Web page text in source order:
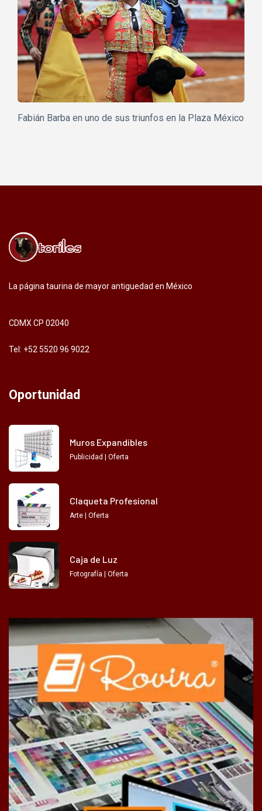
Fabián Barba en uno de sus triunfos en la Plaza México
La página taurina de mayor antiguedad en México
CDMX CP 02040
Tel: +52 5520 96 9022
Oportunidad
Muros Expandibles
Publicidad | Oferta
Claqueta Profesional
Arte | Oferta
Caja de Luz
Fotografía | Oferta